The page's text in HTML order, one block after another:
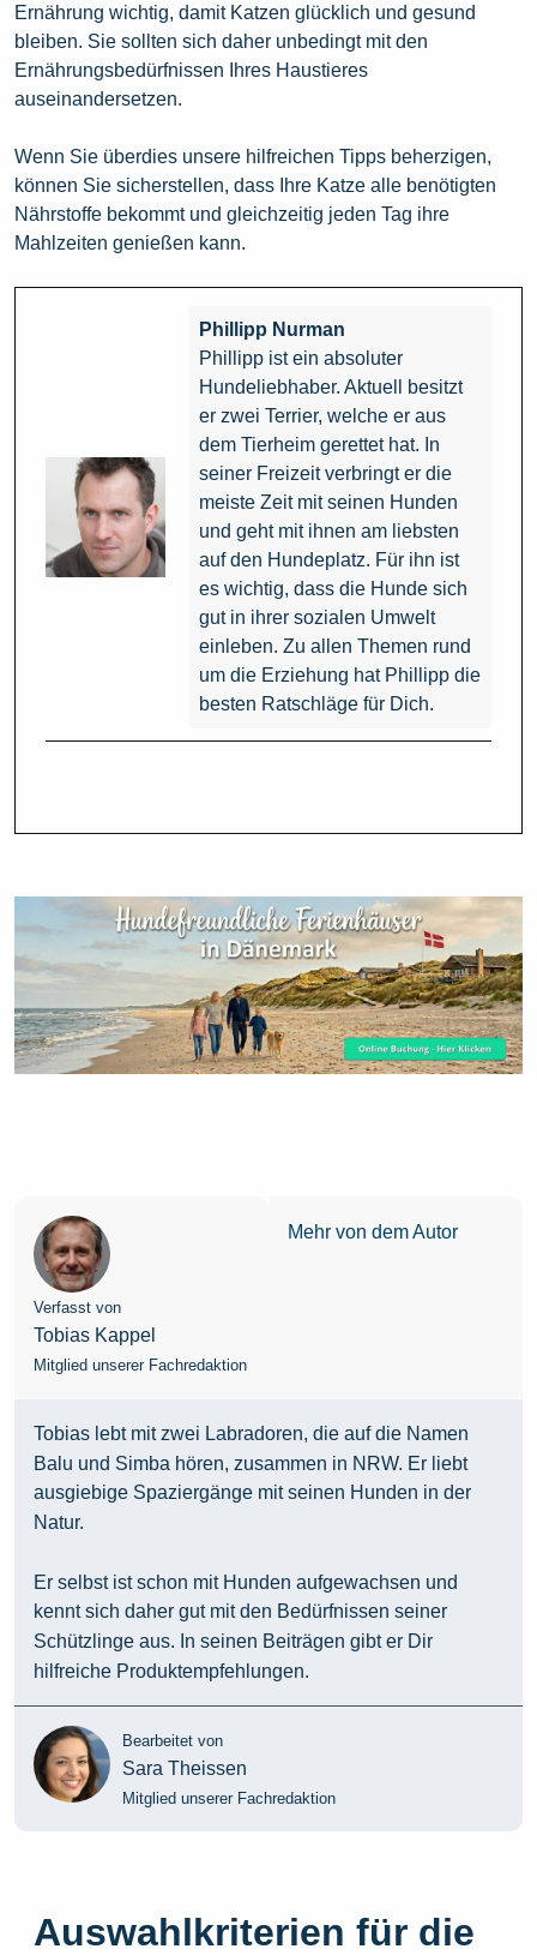
Ernährung wichtig, damit Katzen glücklich und gesund
bleiben. Sie sollten sich daher unbedingt mit den
Ernährungsbedürfnissen Ihres Haustieres
auseinandersetzen.
Wenn Sie überdies unsere hilfreichen Tipps beherzigen,
können Sie sicherstellen, dass Ihre Katze alle benötigten
Nährstoffe bekommt und gleichzeitig jeden Tag ihre
Mahlzeiten genießen kann.
Phillipp Nurman
Phillipp ist ein absoluter
Hundeliebhaber. Aktuell besitzt
er zwei Terrier, welche er aus
dem Tierheim gerettet hat. In
seiner Freizeit verbringt er die
meiste Zeit mit seinen Hunden
und geht mit ihnen am liebsten
auf den Hundeplatz. Für ihn ist
es wichtig, dass die Hunde sich
gut in ihrer sozialen Umwelt
einleben. Zu allen Themen rund
um die Erziehung hat Phillipp die
besten Ratschläge für Dich.
Verfasst von
Tobias Kappel
Mitglied unserer Fachredaktion
Mehr von dem Autor
Tobias lebt mit zwei Labradoren, die auf die Namen
Balu und Simba hören, zusammen in NRW. Er liebt
ausgiebige Spaziergänge mit seinen Hunden in der
Natur.
Er selbst ist schon mit Hunden aufgewachsen und
kennt sich daher gut mit den Bedürfnissen seiner
Schützlinge aus. In seinen Beiträgen gibt er Dir
hilfreiche Produktempfehlungen.
Bearbeitet von
Sara Theissen
Mitglied unserer Fachredaktion
Auswahlkriterien für die